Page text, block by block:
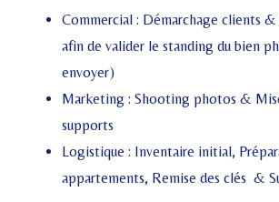
Commercial : Démarchage clients &
afin de valider le standing du bien
envoyer)
Marketing : Shooting photos &
supports
Logistique : Inventaire initial,
appartements, Remise des clés &